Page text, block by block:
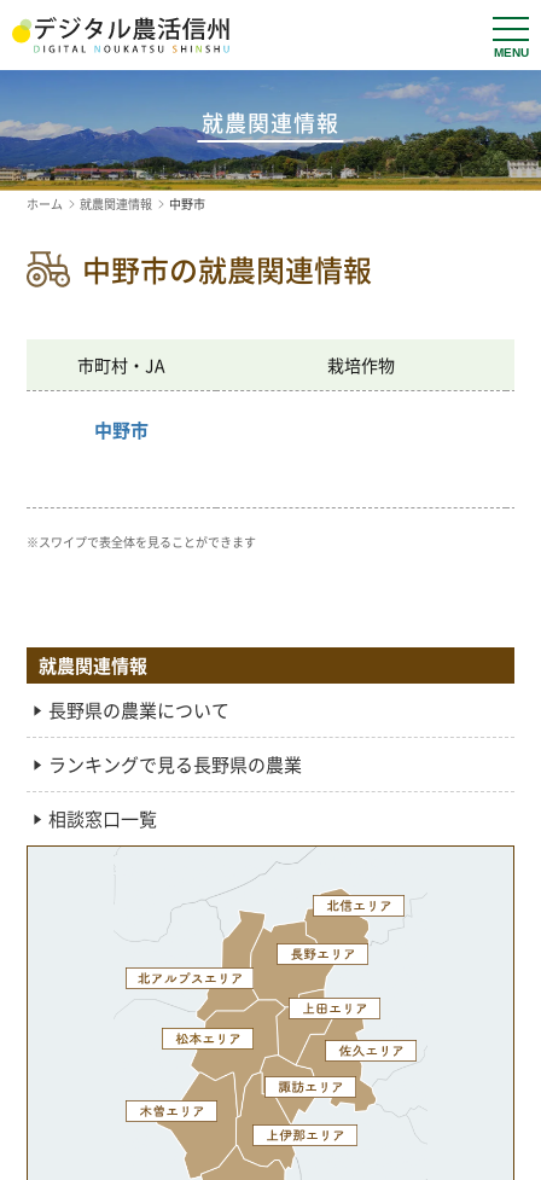
t
o
l
e
n
a
v
就農関連情報
ホーム 就農関連情報 中野市
中野市の就農関連情報
市町村・JA 栽培作物
中野市
就農関連情報
長野県の農業について
ランキングで見る長野県の農業
相談窓口一覧